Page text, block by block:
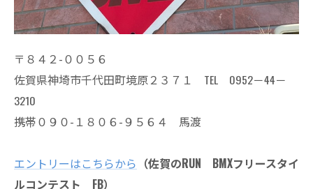
〒８４２-００５６
佐賀県神埼市千代田町境原２３７１ TEL 0952－44－
3210
携帯０９０-１８０６-９５６４ 馬渡
エントリーはこちらから （佐賀のRUN BMXフリースタイ
ルコンテスト FB）